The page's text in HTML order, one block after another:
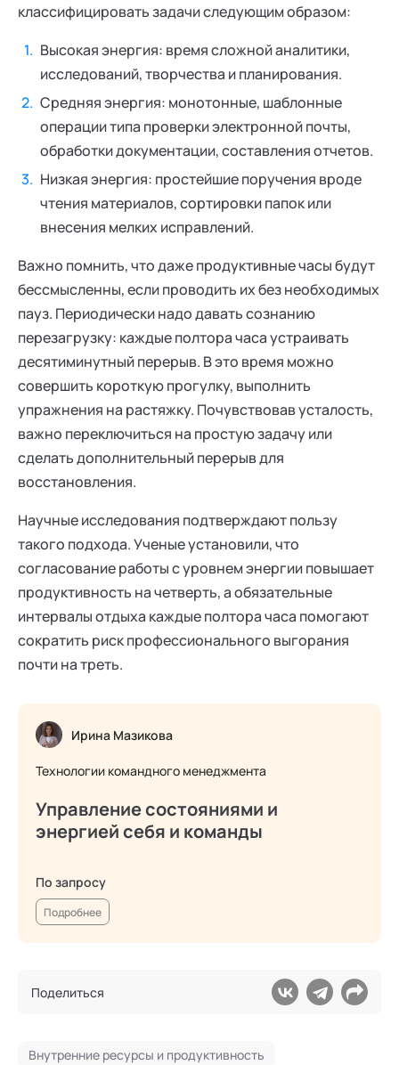
классифицировать задачи следующим образом:
Высокая энергия: время сложной аналитики,
исследований, творчества и планирования.
Средняя энергия: монотонные, шаблонные
операции типа проверки электронной почты,
обработки документации, составления отчетов.
Низкая энергия: простейшие поручения вроде
чтения материалов, сортировки папок или
внесения мелких исправлений.
Важно помнить, что даже продуктивные часы будут
бессмысленны, если проводить их без необходимых
пауз. Периодически надо давать сознанию
перезагрузку: каждые полтора часа устраивать
десятиминутный перерыв. В это время можно
совершить короткую прогулку, выполнить
упражнения на растяжку. Почувствовав усталость,
важно переключиться на простую задачу или
сделать дополнительный перерыв для
восстановления.
Научные исследования подтверждают пользу
такого подхода. Ученые установили, что
согласование работы с уровнем энергии повышает
продуктивность на четверть, а обязательные
интервалы отдыха каждые полтора часа помогают
сократить риск профессионального выгорания
почти на треть.
Ирина Мазикова
Технологии командного менеджмента
Управление состояниями и
энергией себя и команды
По запросу
Подробнее
Поделиться
Внутренние ресурсы и продуктивность